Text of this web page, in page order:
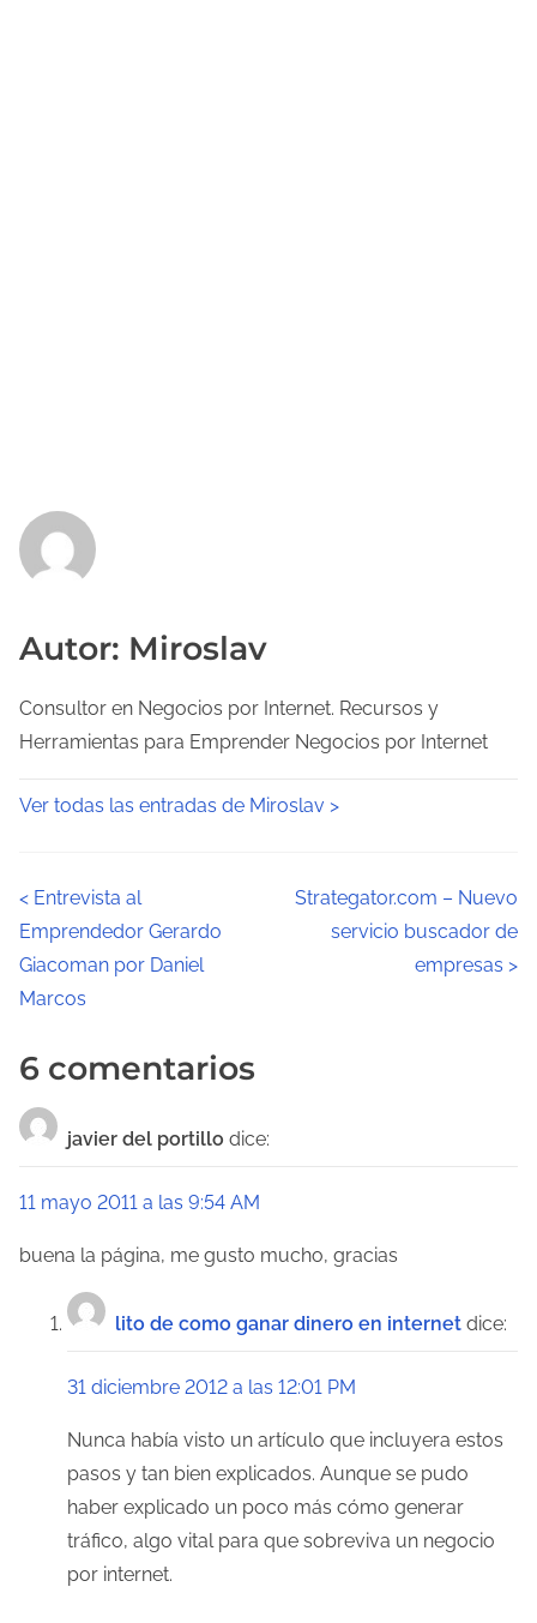
Autor: Miroslav
Consultor en Negocios por Internet. Recursos y
Herramientas para Emprender Negocios por Internet
Ver todas las entradas de Miroslav >
N
a
v
e
a
c
i
< Entrevista al
Emprendedor Gerardo
Giacoman por Daniel
Marcos
Strategator.com – Nuevo
servicio buscador de
empresas >
6 comentarios
javier del portillo dice:
11 mayo 2011 a las 9:54 AM
buena la página, me gusto mucho, gracias
lito de como ganar dinero en internet dice:
31 diciembre 2012 a las 12:01 PM
Nunca había visto un artículo que incluyera estos
pasos y tan bien explicados. Aunque se pudo
haber explicado un poco más cómo generar
tráfico, algo vital para que sobreviva un negocio
por internet.